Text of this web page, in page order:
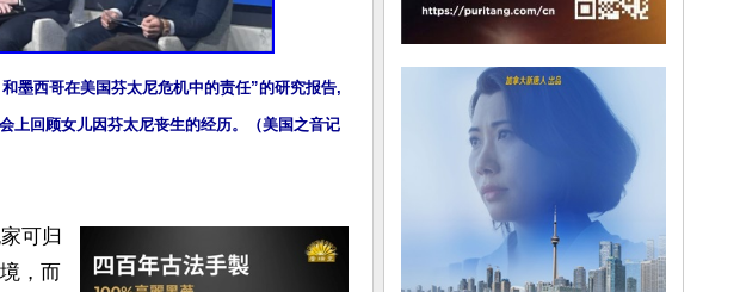
墨西哥在美国芬太尼危机中的责任”的研究报告,
上回顾女儿因芬太尼丧生的经历。（美国之音记
可归
，而